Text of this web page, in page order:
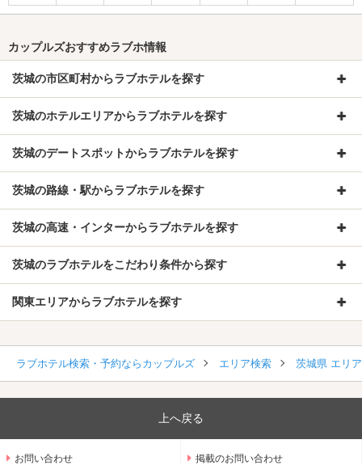
カップルズおすすめラブホ情報
茨城の市区町村からラブホテルを探す
茨城のホテルエリアからラブホテルを探す
茨城のデートスポットからラブホテルを探す
茨城の路線・駅からラブホテルを探す
茨城の高速・インターからラブホテルを探す
茨城のラブホテルをこだわり条件から探す
関東エリアからラブホテルを探す
ラブホテル検索・予約ならカップルズ エリア検索 茨城県 エリ
上へ戻る
お問い合わせ 掲載のお問い合わせ